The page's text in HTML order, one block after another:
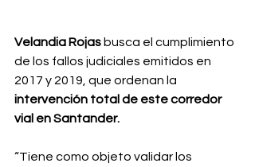
Velandia Rojas busca el cumplimiento
de los fallos judiciales emitidos en
2017 y 2019, que ordenan la
intervención total de este corredor
vial en Santander.
“Tiene como objeto validar los